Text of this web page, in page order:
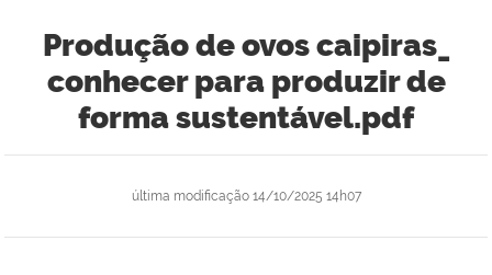
Produção de ovos caipiras_
conhecer para produzir de
forma sustentável.pdf
última modificação14/10/2025 14h07